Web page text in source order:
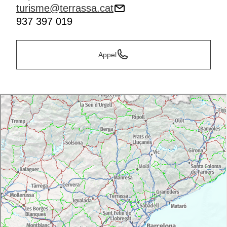
Mais ce qui rend cette foire vraiment unique, ce sont
lesvisites théâtralisées. Des acteurs en costume
d’époque guident les visiteurs à travers les lieux
ainsi une expérience vivante et partagée.
Terrassa au-delà de la foire
En dehors de la foire, la visite peut se compléter par la
découverte d’autres trésors. LaSeu d’Ègara,
ensemble unique d’églises préromanes en Europe,
est incontournable pour comprendre l’évolution du
territoire.
Pendant la foire, leparc de Vallparadísparticipe aussi
à l’ambiance festive avec des activités pour tous.
Profitez également de votre visite pour goûter la
gastronomie locale dans les restaurants participants,
avec desmenus inspirés du modernisme.
turisme@terrassa.cat
937 397 019
Appel